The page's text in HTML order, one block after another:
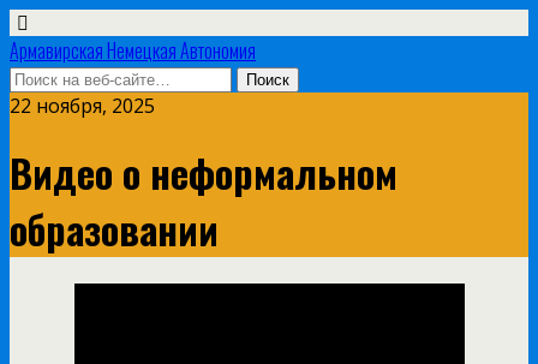
Армавирская Немецкая Автономия
22 ноября, 2025
Видео о неформальном
образовании